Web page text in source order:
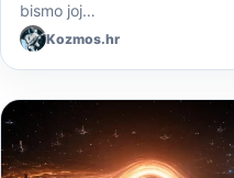
bismo joj…
Kozmos.hr